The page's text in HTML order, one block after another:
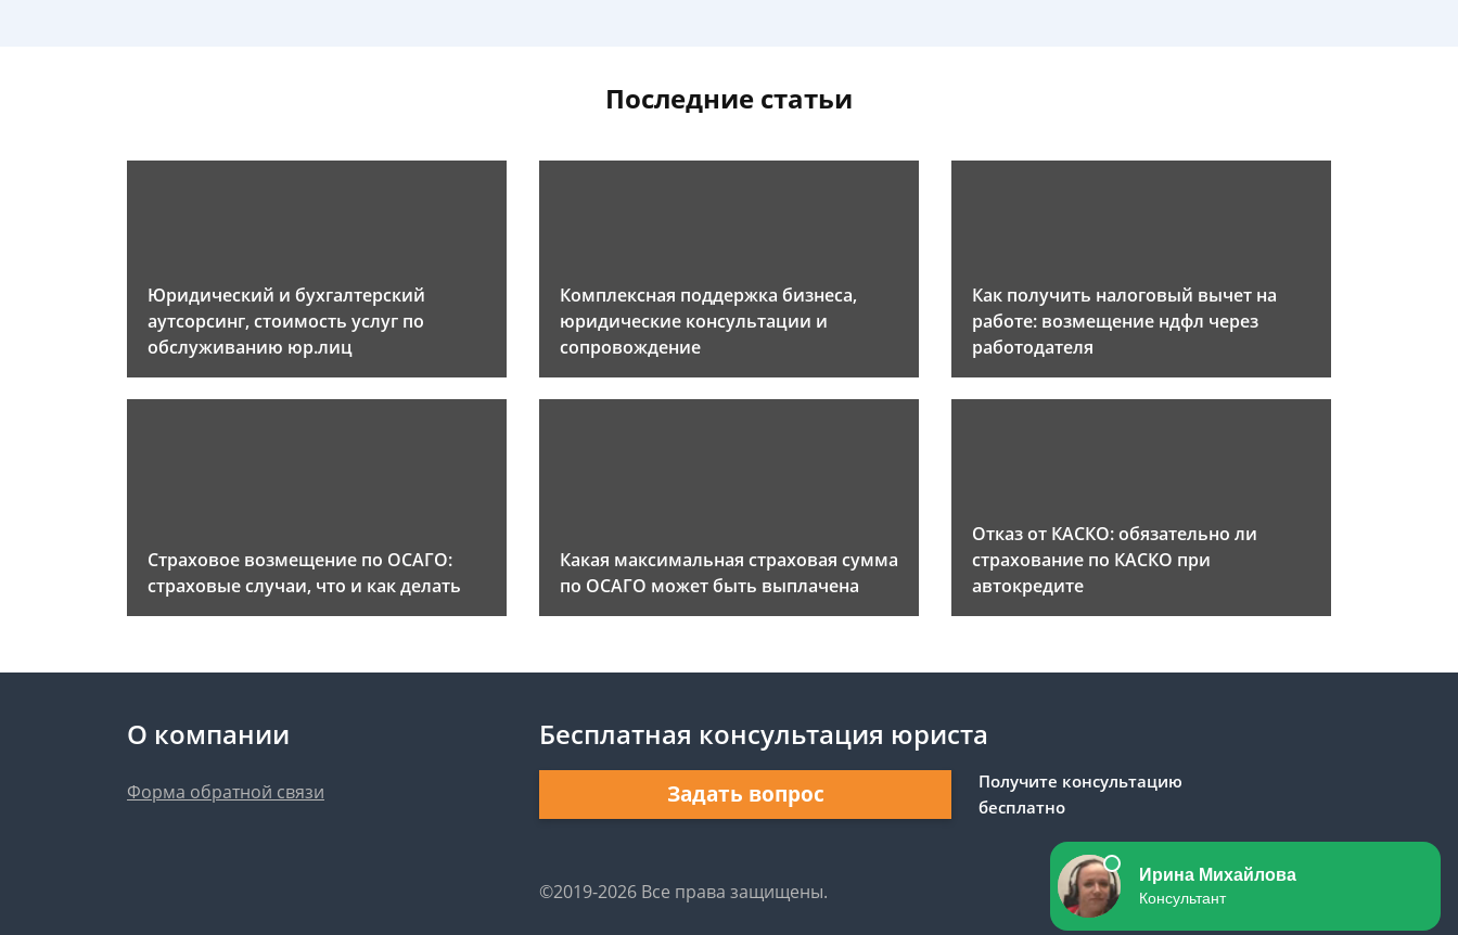
Последние статьи
Юридический и бухгалтерский
аутсорсинг, стоимость услуг по
обслуживанию юр.лиц
Комплексная поддержка бизнеса,
юридические консультации и
сопровождение
Как получить налоговый вычет на
работе: возмещение ндфл через
работодателя
Страховое возмещение по ОСАГО:
страховые случаи, что и как делать
Какая максимальная страховая сумма
по ОСАГО может быть выплачена
Отказ от КАСКО: обязательно ли
страхование по КАСКО при
автокредите
О компании
Форма обратной связи
Бесплатная консультация юриста
Задать вопрос
Получите консультацию
бесплатно
©2019-2026 Все права защищены.